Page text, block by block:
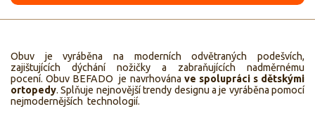
Obuv je vyráběna na moderních odvětraných podešvích,
zajištujících dýchání nožičky a zabraňujících nadměrnému
pocení. Obuv BEFADO je navrhována ve spolupráci s dětskými
ortopedy. Splňuje nejnovější trendy designu a je vyráběna pomocí
nejmodernějších technologií.